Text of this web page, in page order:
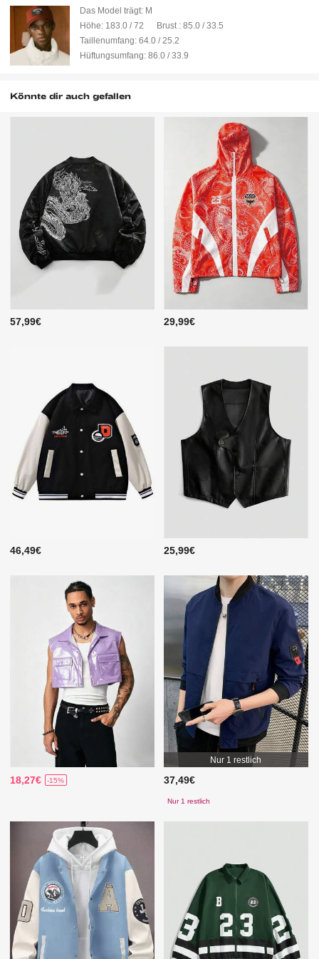
Das Model trägt: M
Höhe: 183.0 / 72 Brust : 85.0 / 33.5
Taillenumfang: 64.0 / 25.2
Hüftungsumfang: 86.0 / 33.9
Könnte dir auch gefallen
57,99€ 29,99€
46,49€ 25,99€
18,27€ -15%
Nur 1 restlich
37,49€
Nur 1 restlich